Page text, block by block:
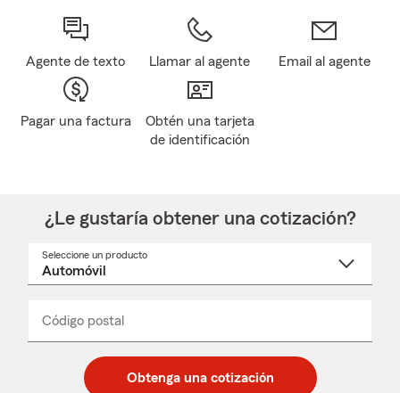
Agente de texto Llamar al agente Email al agente
Pagar una factura
Obtén una tarjeta
de identificación
¿Le gustaría obtener una cotización?
Seleccione un producto
desplegable
Código postal
de
de
_____
Obtenga una cotización